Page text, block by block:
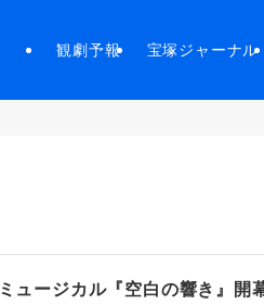
観劇予報 宝塚ジャーナル
ミュージカル『空白の響き』開